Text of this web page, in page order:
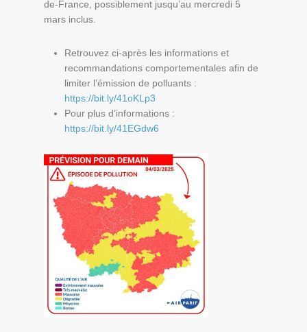
de-France, possiblement jusqu’au mercredi 5
mars inclus.
Retrouvez ci-après les informations et
recommandations comportementales afin de
limiter l’émission de polluants :
https://bit.ly/41oKLp3
Pour plus d’informations :
https://bit.ly/41EGdw6